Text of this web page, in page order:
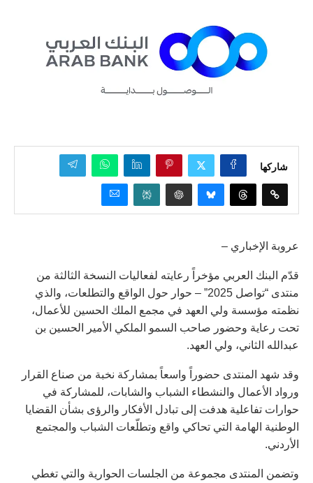
شاركها
عروبة الإخباري –
قدّم البنك العربي مؤخراً رعايته لفعاليات النسخة الثالثة من
منتدى “تواصل 2025” – حوار حول الواقع والتطلعات، والذي
نظمته مؤسسة ولي العهد في مجمع الملك الحسين للأعمال،
تحت رعاية وحضور صاحب السمو الملكي الأمير الحسين بن
عبدالله الثاني، ولي العهد.
وقد شهد المنتدى حضوراً واسعاً بمشاركة نخبة من صناع القرار
ورواد الأعمال والنشطاء الشباب والشابات، للمشاركة في
حوارات تفاعلية هدفت إلى تبادل الأفكار والرؤى بشأن القضايا
الوطنية الهامة التي تحاكي واقع وتطلّعات الشباب والمجتمع
الأردني.
وتضمن المنتدى مجموعة من الجلسات الحوارية والتي تغطي